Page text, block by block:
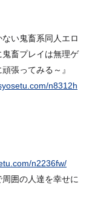
い鬼畜系同人エロ
畜プレイは無理ゲ
張ってみる～』
n8312h
n2236fw/
囲の人達を幸せに